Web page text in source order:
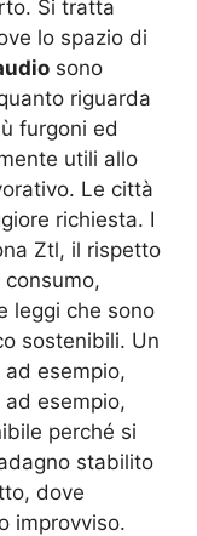
Si tratta
lo spazio di
sono
riguarda
furgoni ed
utili allo
Le città
richiesta. I
Ztl, il rispetto
consumo,
leggi che sono
sostenibili. Un
esempio,
esempio,
perché si
stabilito
dove
improvviso.